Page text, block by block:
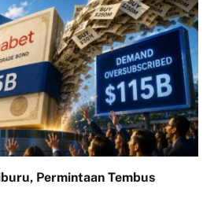
Permintaan Tembus